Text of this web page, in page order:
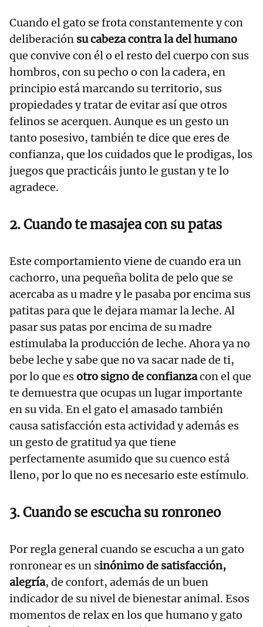
Cuando el gato se frota constantemente y con
deliberación su cabeza contra la del humano
que convive con él o el resto del cuerpo con sus
hombros, con su pecho o con la cadera, en
principio está marcando su territorio, sus
propiedades y tratar de evitar así que otros
felinos se acerquen. Aunque es un gesto un
tanto posesivo, también te dice que eres de
confianza, que los cuidados que le prodigas, los
juegos que practicáis junto le gustan y te lo
agradece.
2. Cuando te masajea con su patas
Este comportamiento viene de cuando era un
cachorro, una pequeña bolita de pelo que se
acercaba as u madre y le pasaba por encima sus
patitas para que le dejara mamar la leche. Al
pasar sus patas por encima de su madre
estimulaba la producción de leche. Ahora ya no
bebe leche y sabe que no va sacar nade de ti,
por lo que esotro signo de confianzacon el que
te demuestra que ocupas un lugar importante
en su vida. En el gato el amasado también
causa satisfacción esta actividad y además es
un gesto de gratitud ya que tiene
perfectamente asumido que su cuenco está
lleno, por lo que no es necesario este estímulo.
3. Cuando se escucha su ronroneo
Por regla general cuando se escucha a un gato
ronronear es un sinónimo de satisfacción,
alegría, de confort, además de un buen
indicador de su nivel de bienestar animal. Esos
momentos de relax en los que humano y gato